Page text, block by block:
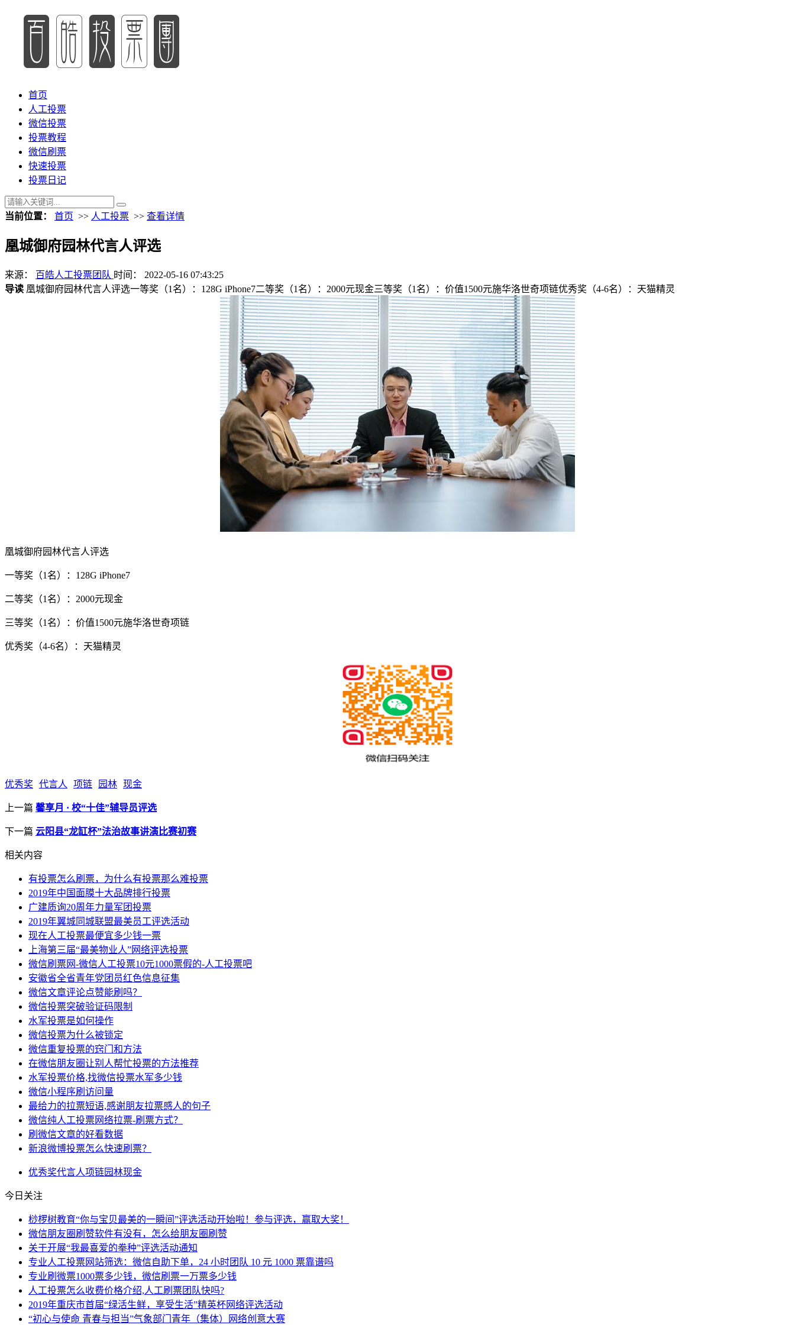
首页
人工投票
微信投票
投票教程
微信刷票
快速投票
投票日记
当前位置： 首页 >> 人工投票 >> 查看详情
凰城御府园林代言人评选
来源： 百皓人工投票团队 时间： 2022-05-16 07:43:25
导读 凰城御府园林代言人评选一等奖（1名）：128G iPhone7二等奖（1名）：2000元现金三等奖（1名）：价值1500元施华洛世奇项链优秀奖（4-6名）：天猫精灵
凰城御府园林代言人评选
一等奖（1名）：128G iPhone7
二等奖（1名）：2000元现金
三等奖（1名）：价值1500元施华洛世奇项链
优秀奖（4-6名）：天猫精灵
优秀奖 代言人 项链 园林 现金
上一篇 馨享月 · 校“十佳”辅导员评选
下一篇 云阳县“龙缸杯”法治故事讲演比赛初赛
相关内容
有投票怎么刷票，为什么有投票那么难投票
2019年中国面膜十大品牌排行投票
广建质询20周年力量军团投票
2019年翼城同城联盟最美员工评选活动
现在人工投票最便宜多少钱一票
上海第三届“最美物业人”网络评选投票
微信刷票网-微信人工投票10元1000票假的-人工投票吧
安徽省全省青年党团员红色信息征集
微信文章评论点赞能刷吗？
微信投票突破验证码限制
水军投票是如何操作
微信投票为什么被锁定
微信重复投票的窍门和方法
在微信朋友圈让别人帮忙投票的方法推荐
水军投票价格,找微信投票水军多少钱
微信小程序刷访问量
最给力的拉票短语,感谢朋友拉票感人的句子
微信纯人工投票网络拉票-刷票方式？
刷微信文章的好看数据
新浪微博投票怎么快速刷票？
优秀奖代言人项链园林现金
今日关注
桫椤树教育“你与宝贝最美的一瞬间”评选活动开始啦！参与评选，赢取大奖！
微信朋友圈刷赞软件有没有，怎么给朋友圈刷赞
关于开展“我最喜爱的拳种”评选活动通知
专业人工投票网站筛选：微信自助下单，24 小时团队 10 元 1000 票靠谱吗
专业刷微票1000票多少钱，微信刷票一万票多少钱
人工投票怎么收费价格介绍,人工刷票团队快吗?
2019年重庆市首届“绿活生鲜，享受生活”精英杯网络评选活动
“初心与使命 青春与担当”气象部门青年（集体）网络创意大赛